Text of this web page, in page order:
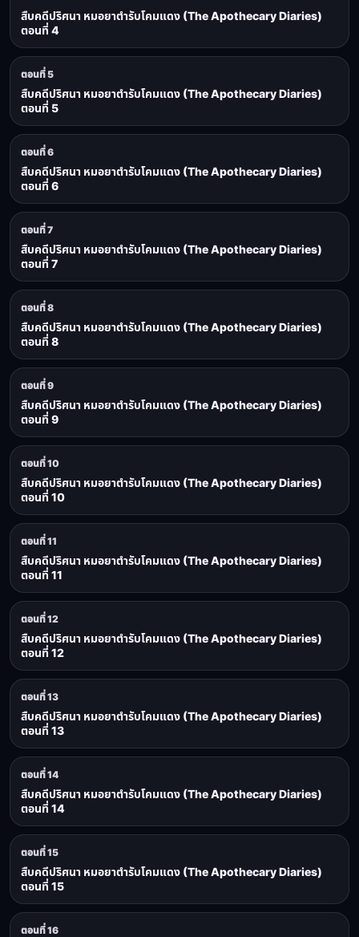
สืบคดีปริศนา หมอยาตำรับโคมแดง (The Apothecary Diaries)
ตอนที่ 4
ตอนที่ 5
สืบคดีปริศนา หมอยาตำรับโคมแดง (The Apothecary Diaries)
ตอนที่ 5
ตอนที่ 6
สืบคดีปริศนา หมอยาตำรับโคมแดง (The Apothecary Diaries)
ตอนที่ 6
ตอนที่ 7
สืบคดีปริศนา หมอยาตำรับโคมแดง (The Apothecary Diaries)
ตอนที่ 7
ตอนที่ 8
สืบคดีปริศนา หมอยาตำรับโคมแดง (The Apothecary Diaries)
ตอนที่ 8
ตอนที่ 9
สืบคดีปริศนา หมอยาตำรับโคมแดง (The Apothecary Diaries)
ตอนที่ 9
ตอนที่ 10
สืบคดีปริศนา หมอยาตำรับโคมแดง (The Apothecary Diaries)
ตอนที่ 10
ตอนที่ 11
สืบคดีปริศนา หมอยาตำรับโคมแดง (The Apothecary Diaries)
ตอนที่ 11
ตอนที่ 12
สืบคดีปริศนา หมอยาตำรับโคมแดง (The Apothecary Diaries)
ตอนที่ 12
ตอนที่ 13
สืบคดีปริศนา หมอยาตำรับโคมแดง (The Apothecary Diaries)
ตอนที่ 13
ตอนที่ 14
สืบคดีปริศนา หมอยาตำรับโคมแดง (The Apothecary Diaries)
ตอนที่ 14
ตอนที่ 15
สืบคดีปริศนา หมอยาตำรับโคมแดง (The Apothecary Diaries)
ตอนที่ 15
ตอนที่ 16